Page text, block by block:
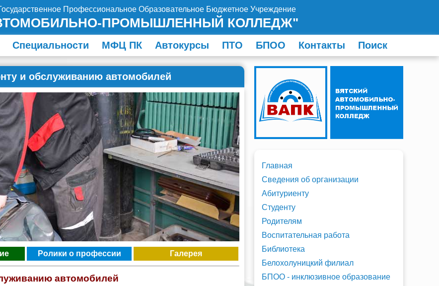
Профессиональное Образовательное Бюджетное Учреждение
ПРОМЫШЛЕННЫЙ КОЛЛЕДЖ"
Специальности МФЦ ПК Автокурсы ПТО БПОО Контакты Поиск
и обслуживанию автомобилей
Ролики о профессии Галерея
автомобилей
Главная
Сведения об организации
Абитуриенту
Студенту
Родителям
Воспитательная работа
Библиотека
Белохолуницкий филиал
БПОО - инклюзивное образование